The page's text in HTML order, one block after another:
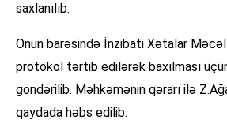
saxlanılıb.
Onun barəsində İnzibati Xətalar
protokol tərtib edilərək baxılması
göndərilib. Məhkəmənin qərarı ilə
qaydada həbs edilib.